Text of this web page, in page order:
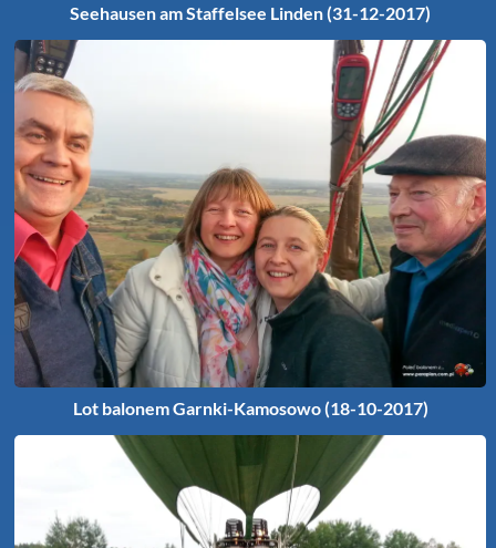
Seehausen am Staffelsee Linden (31-12-2017)
Lot balonem Garnki-Kamosowo (18-10-2017)